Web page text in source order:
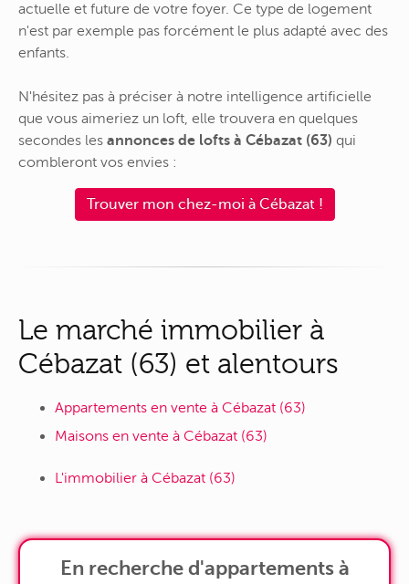
actuelle et future de votre foyer. Ce type de logement
n'est par exemple pas forcément le plus adapté avec des
enfants.
N'hésitez pas à préciser à notre intelligence artificielle
que vous aimeriez un loft, elle trouvera en quelques
secondes les annonces de lofts à Cébazat (63) qui
combleront vos envies :
Trouver mon chez-moi à Cébazat !
Le marché immobilier à
Cébazat (63) et alentours
Appartements en vente à Cébazat (63)
Maisons en vente à Cébazat (63)
L'immobilier à Cébazat (63)
En recherche d'appartements à